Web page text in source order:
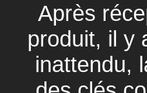
Après
produit, il y
inattendu,